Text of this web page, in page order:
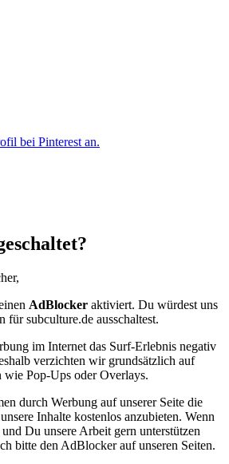
bei Pinterest an.
AdBlocker aktiviert. Du würdest uns
für subculture.de ausschaltest.
im Internet das Surf-Erlebnis negativ
verzichten wir grundsätzlich auf
wie Pop-Ups oder Overlays.
durch Werbung auf unserer Seite die
Inhalte kostenlos anzubieten. Wenn
Du unsere Arbeit gern unterstützen
bitte den AdBlocker auf unseren Seiten.